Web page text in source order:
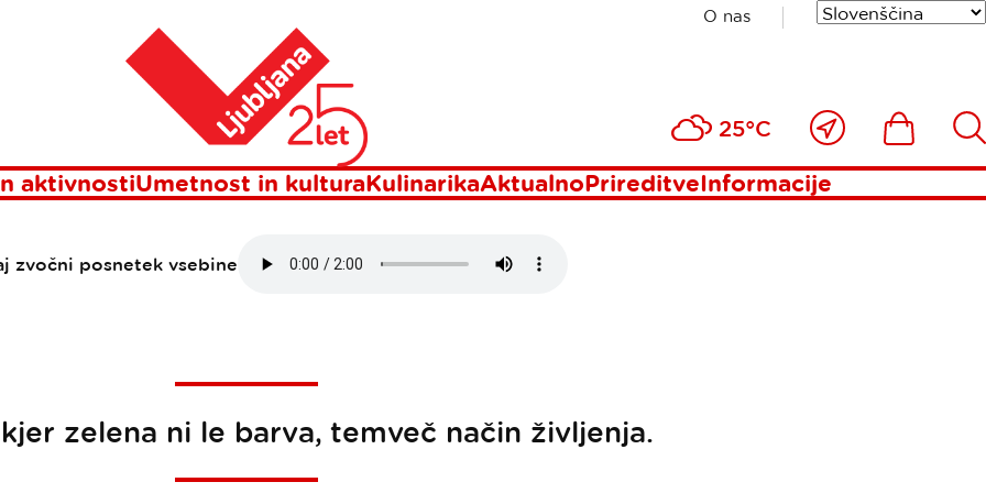
O nas
25°C
Blizu
mene
Ikona Išči
aktivnostiUmetnost in kulturaKulinarikaAktualnoPrireditveInformacije
v Ljubljani
zvočni posnetek vsebine
zelena ni le barva, temveč način življenja.